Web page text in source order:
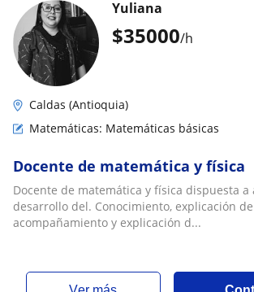
$35000/h
Yuliana
Caldas (Antioquia)
Matemáticas: Matemáticas básicas
Docente de matemática y física
Docente de matemática y física dispuesta a
desarrollo del. Conocimiento, explicación
acompañamiento y explicación d...